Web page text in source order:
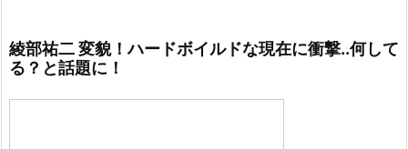
綾部祐二 変貌！ハードボイルドな現在に衝撃..何して
る？と話題に！